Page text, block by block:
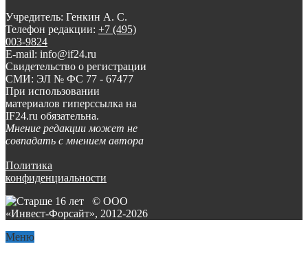
Учредитель: Генкин А. С.
Телефон редакции: +7 (495)
003-9824
E-mail: info@if24.ru
Свидетельство о регистрации
СМИ: ЭЛ № ФС 77 - 67477
При использовании
материалов гиперссылка на
IF24.ru обязательна.
Мнение редакции может не
совпадать с мнением автора
Политика
конфиденциальности
© ООО
«Инвест-Форсайт», 2012-2026
Меню